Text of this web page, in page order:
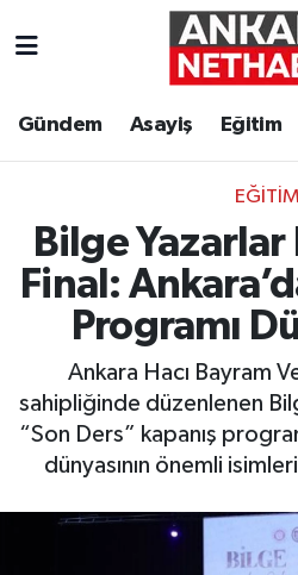
Gündem Asayiş Eğitim
EĞITIM
Bilge Yazarlar
Final:
Programı
Ankara Hacı Bayram
sahipliğinde düzenlenen
“Son Ders” kapanış
dünyasının önemli
Ekonomi
Gündem
Kim Kimdir Nereli
Resmi İlanlar
Sağlık
Ankara Hava Durumu
Tüm Manşetler
Son Dakika Haberleri
Haber Arşivi